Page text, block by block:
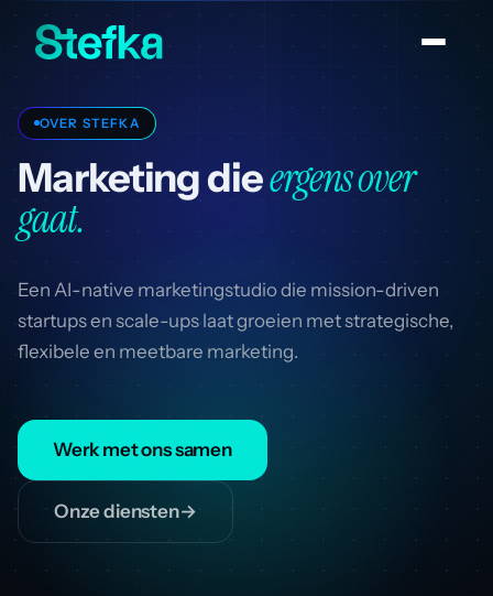
OVER STEFKA
Marketing dieergens over
gaat.
Een AI-native marketingstudio die mission-driven
startups en scale-ups laat groeien met strategische,
flexibele en meetbare marketing.
Werk met ons samen
Onze diensten→